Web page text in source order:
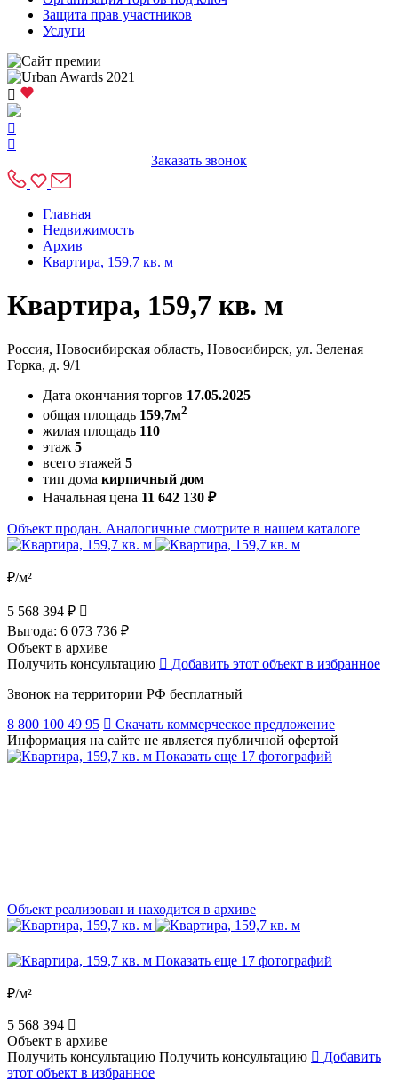
Защита прав участников
Услуги
Заказать звонок
Главная
Недвижимость
Архив
Квартира, 159,7 кв. м
Квартира, 159,7 кв. м
Россия, Новосибирская область, Новосибирск, ул. Зеленая
Горка, д. 9/1
Дата окончания торгов 17.05.2025
общая площадь 159,7м2
жилая площадь 110
этаж 5
всего этажей 5
тип дома кирпичный дом
Начальная цена 11 642 130 ₽
Объект продан. Аналогичные смотрите в нашем каталоге
₽/м²
5 568 394 ₽
Выгода: 6 073 736 ₽
Объект в архиве
Получить консультацию
Добавить этот объект в избранное
Звонок на территории РФ бесплатный
8 800 100 49 95
Скачать коммерческое предложение
Информация на сайте не является публичной офертой
Показать еще 17 фотографий
Объект реализован и находится в архиве
Показать еще 17 фотографий
₽/м²
5 568 394
Объект в архиве
Получить консультацию Получить консультацию
Добавить
этот объект в избранное